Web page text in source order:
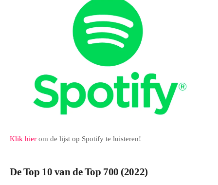
Klik hier om de lijst op Spotify te luisteren!
De Top 10 van de Top 700 (2022)